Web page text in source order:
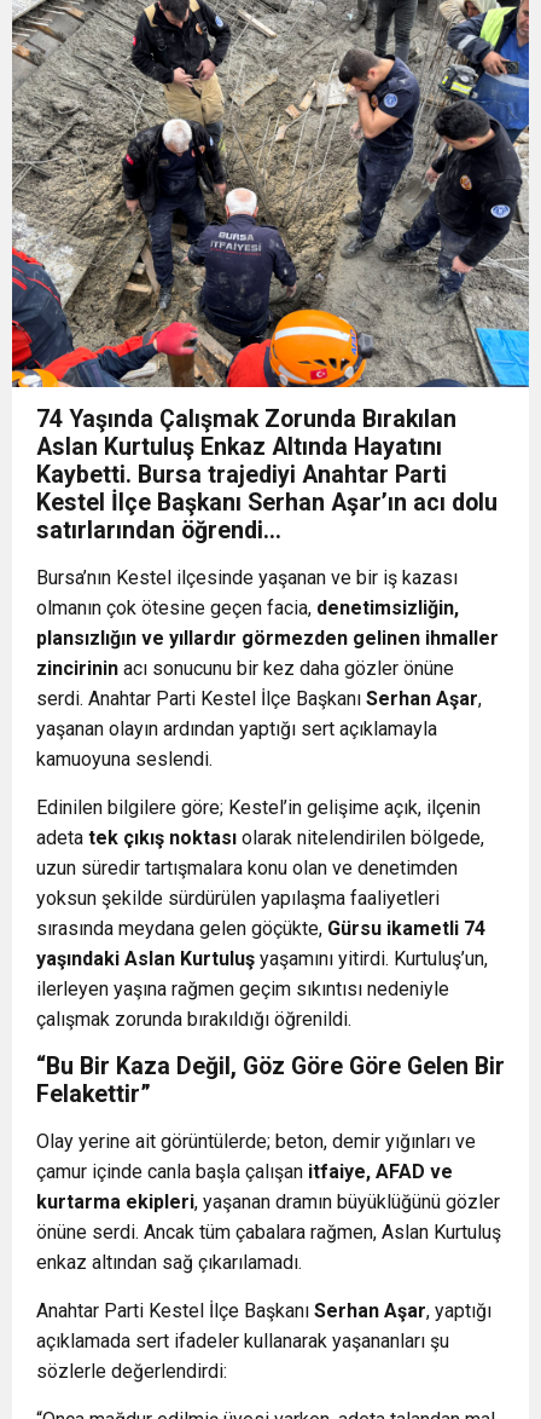
ARTIRIYOR
23:18 AÇIKHAVA’DA ‘CİMRİ’YE ALKIŞ YAĞMURU
13:13 Osmangazi’de Yeşil Alanlar Titizlikle
Korunuyor
12:19 BÜYÜKORHAN’DA ŞENLİK COŞKUSU
12:17 “İzmir’de zeybek bilmeyen kalmasın” çağrısı
500 kişilik topluluğa dönüştü
0:37 SATRANÇTA BURSA BÜYÜKŞEHİR FARKI
74 Yaşında Çalışmak Zorunda Bırakılan
Aslan Kurtuluş Enkaz Altında Hayatını
Kaybetti. Bursa trajediyi Anahtar Parti
Kestel İlçe Başkanı Serhan Aşar’ın acı dolu
satırlarından öğrendi…
Bursa’nın Kestel ilçesinde yaşanan ve bir iş kazası
olmanın çok ötesine geçen facia, denetimsizliğin,
plansızlığın ve yıllardır görmezden gelinen ihmaller
zincirinin acı sonucunu bir kez daha gözler önüne
serdi. Anahtar Parti Kestel İlçe Başkanı Serhan Aşar,
yaşanan olayın ardından yaptığı sert açıklamayla
kamuoyuna seslendi.
Edinilen bilgilere göre; Kestel’in gelişime açık, ilçenin
adeta tek çıkış noktası olarak nitelendirilen bölgede,
uzun süredir tartışmalara konu olan ve denetimden
yoksun şekilde sürdürülen yapılaşma faaliyetleri
sırasında meydana gelen göçükte, Gürsu ikametli 74
yaşındaki Aslan Kurtuluş yaşamını yitirdi. Kurtuluş’un,
ilerleyen yaşına rağmen geçim sıkıntısı nedeniyle
çalışmak zorunda bırakıldığı öğrenildi.
“Bu Bir Kaza Değil, Göz Göre Göre Gelen Bir
Felakettir”
Olay yerine ait görüntülerde; beton, demir yığınları ve
çamur içinde canla başla çalışan itfaiye, AFAD ve
kurtarma ekipleri, yaşanan dramın büyüklüğünü gözler
önüne serdi. Ancak tüm çabalara rağmen, Aslan Kurtuluş
enkaz altından sağ çıkarılamadı.
Anahtar Parti Kestel İlçe Başkanı Serhan Aşar, yaptığı
açıklamada sert ifadeler kullanarak yaşananları şu
sözlerle değerlendirdi: